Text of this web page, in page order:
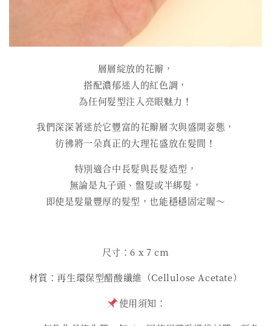
層層綻放的花瓣，
搭配濃郁迷人的紅色調，
為任何髮型注入亮眼魅力！
我們深深著迷於它豐富的花瓣層次與盛開姿態，
彷彿將一朵真正的大理花盛放在髮間！
特別適合中長髮與長髮造型，
無論是丸子頭、盤髮或半綁髮，
即使是髮量豐厚的髮型，也能穩穩固定喔～
尺寸：6 x 7 cm
材質：再生環保型醋酸纖維（Cellulose Acetate）
使用須知：